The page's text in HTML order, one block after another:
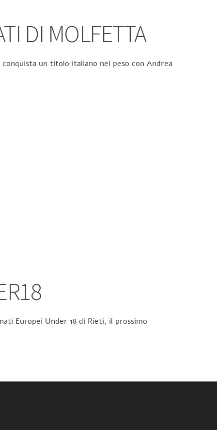
DI MOLFETTA
un titolo italiano nel peso con Andrea
Europei Under 18 di Rieti, il prossimo